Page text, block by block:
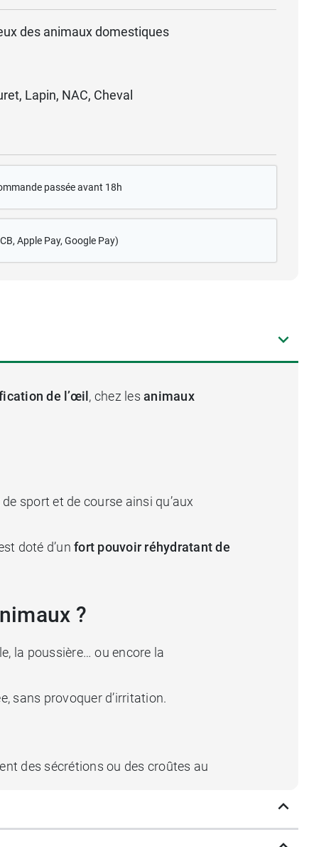
des animaux domestiques
Lapin, NAC, Cheval
passée avant 18h
, Apple Pay, Google Pay)
de l’œil, chez les animaux
sport et de course ainsi qu’aux
doté d’un fort pouvoir réhydratant de
?
la poussière… ou encore la
sans provoquer d’irritation.
des sécrétions ou des croûtes au